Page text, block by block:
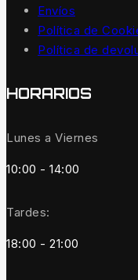
Envíos
Política de
Política de
HORARIOS
Lunes a Viernes
10:00 - 14:00
Tardes:
18:00 - 21:00